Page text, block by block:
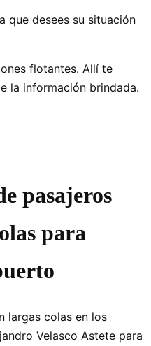
que desees su situación
flotantes. Allí te
la información brindada.
pasajeros
para
largas colas en los
Velasco Astete para